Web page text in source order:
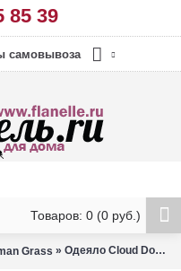
85 39
самовывоза
Товаров: 0 (0 руб.)
Grass » Одеяло Cloud Down всесезонное 200х220 см German Grass